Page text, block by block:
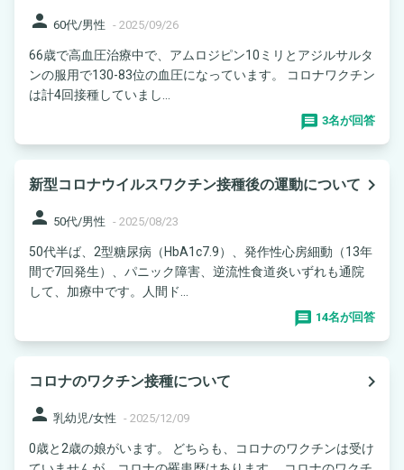
person 60代/男性 - 2025/09/26
66歳で高血圧治療中で、アムロジピン10ミリとアジルサルタ
ンの服用で130-83位の血圧になっています。 コロナワクチン
は計4回接種していまし...
3名が回答
新型コロナウイルスワクチン接種後の運動について navigate_next
person 50代/男性 - 2025/08/23
50代半ば、2型糖尿病（HbA1c7.9）、発作性心房細動（13年
間で7回発生）、パニック障害、逆流性食道炎いずれも通院
して、加療中です。人間ド...
14名が回答
コロナのワクチン接種について
navigate_next
person 乳幼児/女性 - 2025/12/09
0歳と2歳の娘がいます。 どちらも、コロナのワクチンは受け